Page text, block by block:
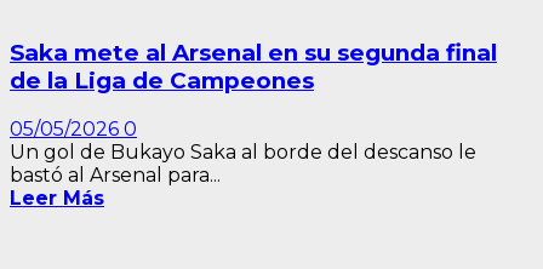
Saka mete al Arsenal en su segunda final
de la Liga de Campeones
05/05/2026 0
Un gol de Bukayo Saka al borde del descanso le
bastó al Arsenal para...
Leer Más